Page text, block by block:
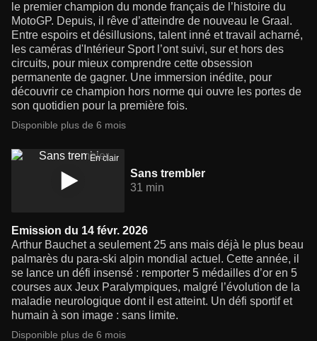
le premier champion du monde français de l’histoire du
MotoGP. Depuis, il rêve d’atteindre de nouveau le Graal.
Entre espoirs et désillusions, talent inné et travail acharné,
les caméras d'Intérieur Sport l’ont suivi, sur et hors des
circuits, pour mieux comprendre cette obsession
permanente de gagner. Une immersion inédite, pour
découvrir ce champion hors norme qui ouvre les portes de
son quotidien pour la première fois.
Disponible plus de 6 mois
En clair
Sans trembler
31 min
Emission du 14 févr. 2026
Arthur Bauchet a seulement 25 ans mais déjà le plus beau
palmarès du para-ski alpin mondial actuel. Cette année, il
se lance un défi insensé : remporter 5 médailles d’or en 5
courses aux Jeux Paralympiques, malgré l’évolution de la
maladie neurologique dont il est atteint. Un défi sportif et
humain à son image : sans limite.
Disponible plus de 6 mois